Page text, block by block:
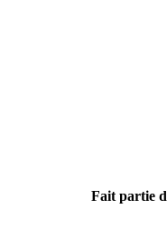
Fait partie